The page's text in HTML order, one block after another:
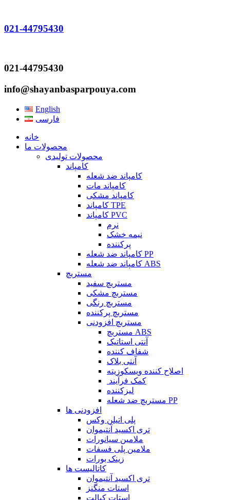
021-44795430
021-44795430
info@shayanbasparpouya.com
English
فارسی
خانه
محصولات ما
محصولات تولیدی
کامپاند
کامپاند ضد شعله
کامپاند مات
کامپاند مشکی
کامپاند TPE
کامپاند PVC
نرم
نیمه خشک
پرکننده
کامپاند ضد شعله PP
کامپاند ضد شعله ABS
مستربچ
مستربچ‌ سفید
مستربچ مشکی
مستربچ رنگی
مستربچ پرکننده
مستربچ افزودنی
مستربچ ABS
آنتی استاتیک
شفاف کننده
آنتی بلاک
اصلاح کننده ویسکوزیته
کمک فرآیند
لیزکننده
مستربچ ضد شعله PP
افزودنی ها
پلی اتیلن وکس
تری اکسید آنتیموان
ملامین سیانورات
ملامین پلی فسفات
زینک بورات
کاتالیست ها
تری اکسید آنتیموان
استات منگنز
استات کبالت